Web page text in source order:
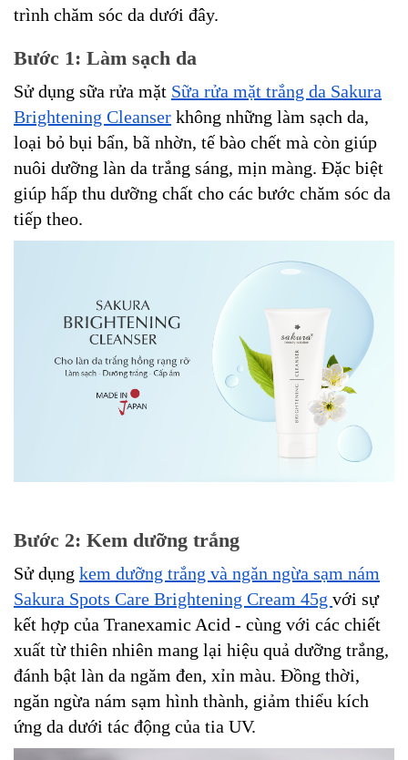
trình chăm sóc da dưới đây.
Bước 1: Làm sạch da
Sử dụng sữa rửa mặt Sữa rửa mặt trắng da Sakura
Brightening Cleanser không những làm sạch da,
loại bỏ bụi bẩn, bã nhờn, tế bào chết mà còn giúp
nuôi dưỡng làn da trắng sáng, mịn màng. Đặc biệt
giúp hấp thu dưỡng chất cho các bước chăm sóc da
tiếp theo.
Bước 2: Kem dưỡng trắng
Sử dụng kem dưỡng trắng và ngăn ngừa sạm nám
Sakura Spots Care Brightening Cream 45g với sự
kết hợp của Tranexamic Acid - cùng với các chiết
xuất từ thiên nhiên mang lại hiệu quả dưỡng trắng,
đánh bật làn da ngăm đen, xỉn màu. Đồng thời,
ngăn ngừa nám sạm hình thành, giảm thiểu kích
ứng da dưới tác động của tia UV.